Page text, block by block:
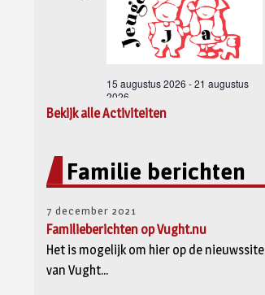
Bekijk alle Activiteiten
Familie berichten
7 december 2021
Familieberichten op Vught.nu
Het is mogelijk om hier op de nieuwssite
van Vught...